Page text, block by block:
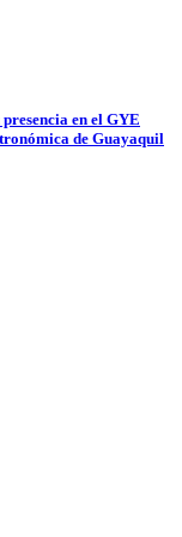
en el GYE
de Guayaquil